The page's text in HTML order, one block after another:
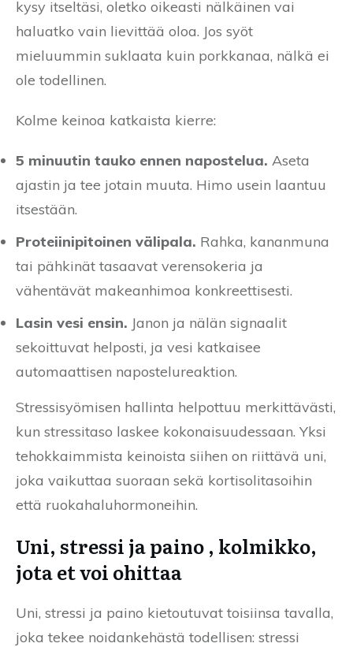
kysy itseltäsi, oletko oikeasti nälkäinen vai
haluatko vain lievittää oloa. Jos syöt
mieluummin suklaata kuin porkkanaa, nälkä ei
ole todellinen.
Kolme keinoa katkaista kierre:
5 minuutin tauko ennen napostelua. Aseta
ajastin ja tee jotain muuta. Himo usein laantuu
itsestään.
Proteiinipitoinen välipala. Rahka, kananmuna
tai pähkinät tasaavat verensokeria ja
vähentävät makeanhimoa konkreettisesti.
Lasin vesi ensin. Janon ja nälän signaalit
sekoittuvat helposti, ja vesi katkaisee
automaattisen napostelureaktion.
Stressisyömisen hallinta helpottuu merkittävästi,
kun stressitaso laskee kokonaisuudessaan. Yksi
tehokkaimmista keinoista siihen on riittävä uni,
joka vaikuttaa suoraan sekä kortisolitasoihin
että ruokahaluhormoneihin.
Uni, stressi ja paino , kolmikko,
jota et voi ohittaa
Uni, stressi ja paino kietoutuvat toisiinsa tavalla,
joka tekee noidankehästä todellisen: stressi